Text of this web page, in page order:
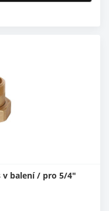
v balení / pro 5/4"